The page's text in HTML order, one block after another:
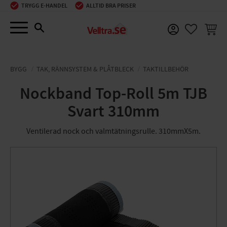
Meny
TRYGG E-HANDEL ALLTID BRA PRISER
BYGG TAK, RÄNNSYSTEM & PLÅTBLECK TAKTILLBEHÖR
Nockband Top-Roll 5m TJB
Svart 310mm
Ventilerad nock och valmtätningsrulle. 310mmX5m.